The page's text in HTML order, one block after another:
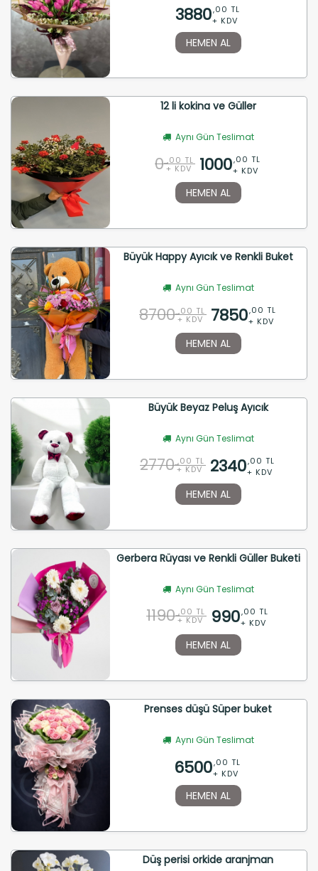
3880,00 TL
+ KDV
HEMEN AL
12 li kokina ve Güller
Aynı Gün Teslimat
0 ,00 TL
+ KDV 1000,00 TL
+ KDV
HEMEN AL
Büyük Happy Ayıcık ve Renkli Buket
Aynı Gün Teslimat
8700 ,00 TL
+ KDV 7850,00 TL
+ KDV
HEMEN AL
Büyük Beyaz Peluş Ayıcık
Aynı Gün Teslimat
2770 ,00 TL
+ KDV 2340,00 TL
+ KDV
HEMEN AL
Gerbera Rüyası ve Renkli Güller Buketi
Aynı Gün Teslimat
1190 ,00 TL
+ KDV 990,00 TL
+ KDV
HEMEN AL
Prenses düşü Süper buket
Aynı Gün Teslimat
6500,00 TL
+ KDV
HEMEN AL
Düş perisi orkide aranjman